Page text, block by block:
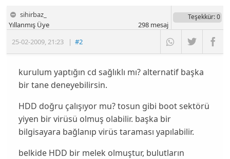
sihirbaz_
25-02-2009,21:23 |#2
Yıllanmış Üye
Teşekkür: 0
298mesaj
kurulum yaptığın cd sağlıklı mı? alternatif başka
bir tane deneyebilirsin.
HDD doğru çalışıyor mu? tosun gibi boot sektörü
yiyen bir virüsü olmuş olabilir. başka bir
bilgisayara bağlanıp virüs taraması yapılabilir.
belkide HDD bir melek olmuştur, bulutların